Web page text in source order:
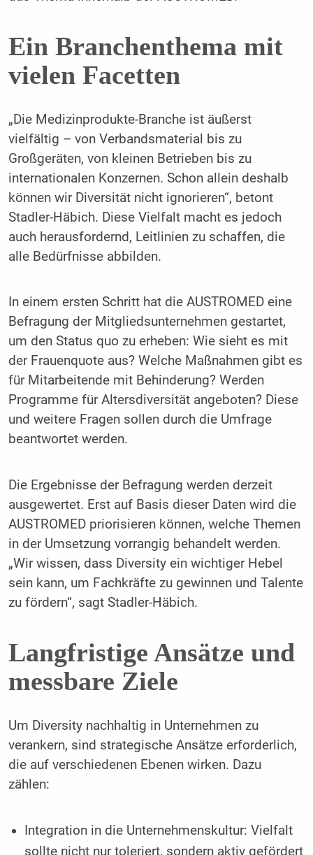
Ein Branchenthema mit
vielen Facetten
„Die Medizinprodukte-Branche ist äußerst
vielfältig – von Verbandsmaterial bis zu
Großgeräten, von kleinen Betrieben bis zu
internationalen Konzernen. Schon allein deshalb
können wir Diversität nicht ignorieren“, betont
Stadler-Häbich. Diese Vielfalt macht es jedoch
auch herausfordernd, Leitlinien zu schaffen, die
alle Bedürfnisse abbilden.
In einem ersten Schritt hat die AUSTROMED eine
Befragung der Mitgliedsunternehmen gestartet,
um den Status quo zu erheben: Wie sieht es mit
der Frauenquote aus? Welche Maßnahmen gibt es
für Mitarbeitende mit Behinderung? Werden
Programme für Altersdiversität angeboten? Diese
und weitere Fragen sollen durch die Umfrage
beantwortet werden.
Die Ergebnisse der Befragung werden derzeit
ausgewertet. Erst auf Basis dieser Daten wird die
AUSTROMED priorisieren können, welche Themen
in der Umsetzung vorrangig behandelt werden.
„Wir wissen, dass Diversity ein wichtiger Hebel
sein kann, um Fachkräfte zu gewinnen und Talente
zu fördern“, sagt Stadler-Häbich.
Langfristige Ansätze und
messbare Ziele
Um Diversity nachhaltig in Unternehmen zu
verankern, sind strategische Ansätze erforderlich,
die auf verschiedenen Ebenen wirken. Dazu
zählen:
Integration in die Unternehmenskultur: Vielfalt
sollte nicht nur toleriert, sondern aktiv gefördert